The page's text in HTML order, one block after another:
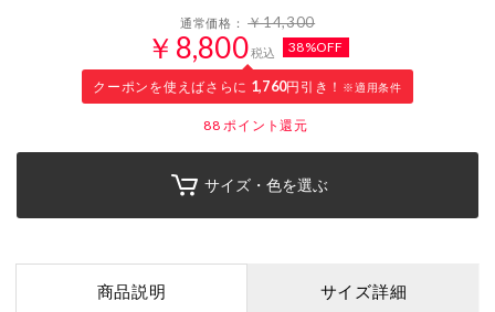
通常価格：￥14,300
￥8,800税込 38%OFF
クーポンを使えばさらに 1,760円引き！ ※適用条件
88 ポイント還元
サイズ・色を選ぶ
商品説明 サイズ詳細